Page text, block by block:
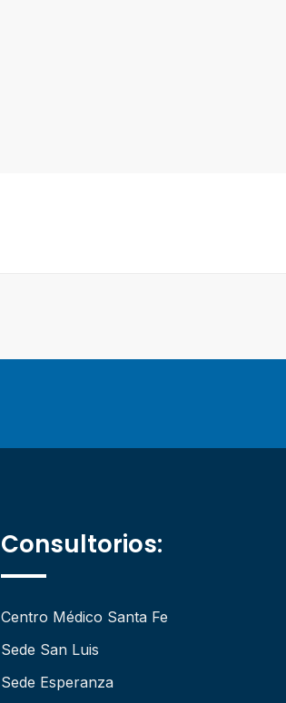
Consultorios:
Centro Médico Santa Fe
Sede San Luis
Sede Esperanza